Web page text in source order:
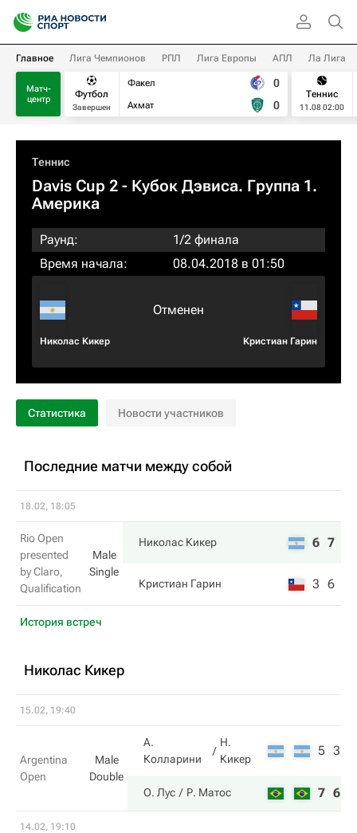
Главное Лига Чемпионов РПЛ Лига Европы АПЛ Ла Лига
Матч-
центр
Футбол
Завершен
Факел
Ахмат
0
0
Теннис
11.08 02:00
Теннис
Davis Cup 2 - Кубок Дэвиса. Группа 1.
Америка
Раунд:
1/2 финала
Время начала:
08.04.2018 в 01:50
Николас Кикер
Отменен
Кристиан Гарин
Статистика Новости участников
Последние матчи между собой
18.02, 18:05
Rio Open
presented
by Claro,
Qualification
Male
Single
Николас Кикер 6 7
Кристиан Гарин 3 6
История встреч
Николас Кикер
15.02, 19:40
Argentina
Open
Male
Double
А.
Колларини
Н.
Кикер
5 3
О. Лус Р. Матос 7 6
14.02, 19:10